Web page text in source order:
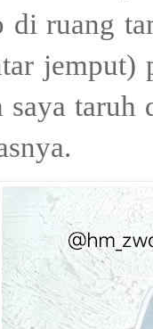
di ruang
jemput)
saya